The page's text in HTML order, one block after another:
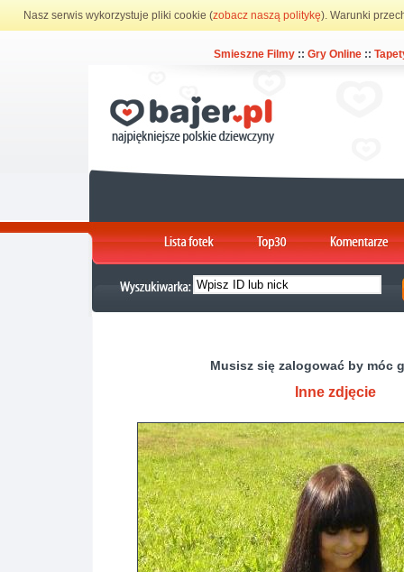
Nasz serwis wykorzystuje pliki cookie (zobacz naszą politykę). Warunki
Smieszne Filmy ::Gry Online ::
Musisz się zalogować by móc
Inne zdjęcie